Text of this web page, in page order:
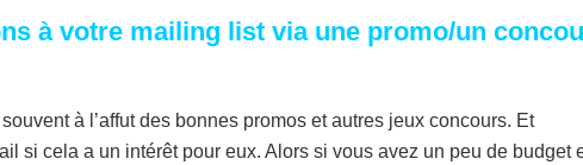
à votre mailing list via une promo/un
à l’affut des bonnes promos et autres jeux concours. Et
si cela a un intérêt pour eux. Alors si vous avez un peu de budget